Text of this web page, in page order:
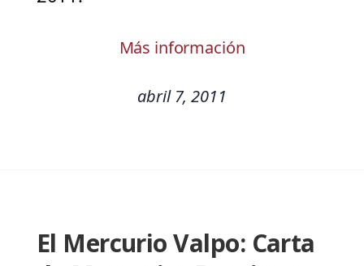
Más información
abril 7, 2011
El Mercurio Valpo: Carta